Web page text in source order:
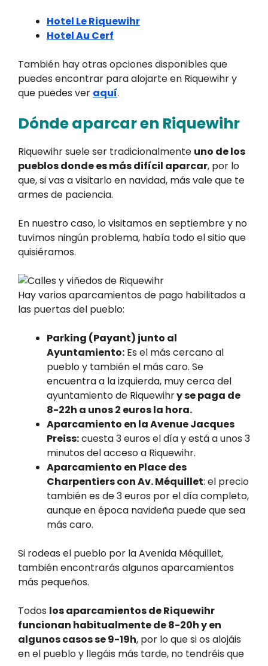
Hotel Le Riquewihr
Hotel Au Cerf
También hay otras opciones disponibles que
puedes encontrar para alojarte en Riquewihr y
que puedes ver aquí.
Dónde aparcar en Riquewihr
Riquewihr suele ser tradicionalmente uno de los
pueblos donde es más difícil aparcar, por lo
que, si vas a visitarlo en navidad, más vale que te
armes de paciencia.
En nuestro caso, lo visitamos en septiembre y no
tuvimos ningún problema, había todo el sitio que
quisiéramos.
Hay varios aparcamientos de pago habilitados a
las puertas del pueblo:
Parking (Payant) junto al
Ayuntamiento: Es el más cercano al
pueblo y también el más caro. Se
encuentra a la izquierda, muy cerca del
ayuntamiento de Riquewihry se paga de
8-22h a unos 2 euros la hora.
Aparcamiento en la Avenue Jacques
Preiss:cuesta 3 euros el día y está a unos 3
minutos del acceso a Riquewihr.
Aparcamiento en Place des
Charpentiers con Av. Méquillet: el precio
también es de 3 euros por el día completo,
aunque en época navideña puede que sea
más caro.
Si rodeas el pueblo por la Avenida Méquillet,
también encontrarás algunos aparcamientos
más pequeños.
Todos los aparcamientos de Riquewihr
funcionan habitualmente de 8-20h y en
algunos casos se 9-19h, por lo que si os alojáis
en el pueblo y llegáis más tarde, no tendréis que